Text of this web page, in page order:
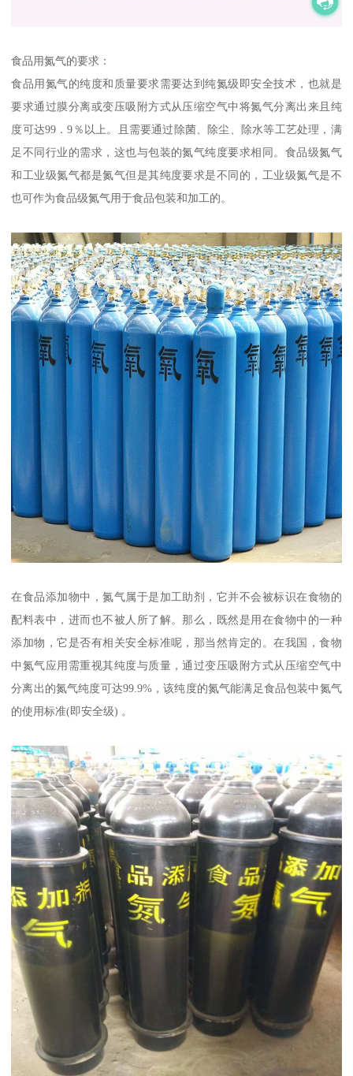
食品用氮气的要求：
食品用氮气的纯度和质量要求需要达到纯氮级即安全技术，也就是
要求通过膜分离或变压吸附方式从压缩空气中将氮气分离出来且纯
度可达99．9％以上。且需要通过除菌、除尘、除水等工艺处理，满
足不同行业的需求，这也与包装的氮气纯度要求相同。食品级氮气
和工业级氮气都是氮气但是其纯度要求是不同的，工业级氮气是不
也可作为食品级氮气用于食品包装和加工的。
在食品添加物中，氮气属于是加工助剂，它并不会被标识在食物的
配料表中，进而也不被人所了解。那么，既然是用在食物中的一种
添加物，它是否有相关安全标准呢，那当然肯定的。在我国，食物
中氮气应用需重视其纯度与质量，通过变压吸附方式从压缩空气中
分离出的氮气纯度可达99.9%，该纯度的氮气能满足食品包装中氮气
的使用标准(即安全级) 。